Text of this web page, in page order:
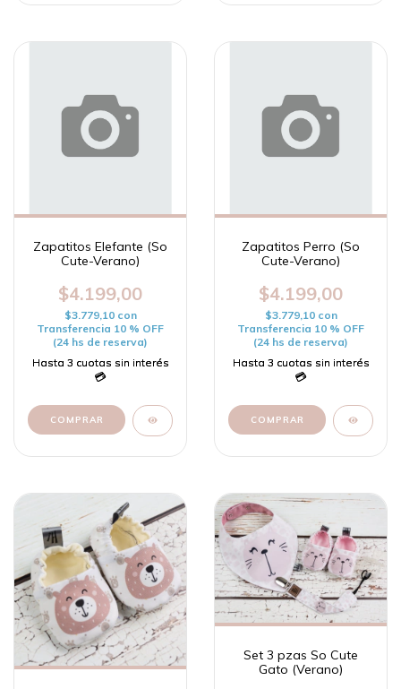
Zapatitos Elefante (So
Cute-Verano)
$4.199,00
$3.779,10 con
Transferencia 10 % OFF
(24 hs de reserva)
COMPRAR
Zapatitos Perro (So
Cute-Verano)
$4.199,00
$3.779,10 con
Transferencia 10 % OFF
(24 hs de reserva)
COMPRAR
Set 3 pzas So Cute
Gato (Verano)